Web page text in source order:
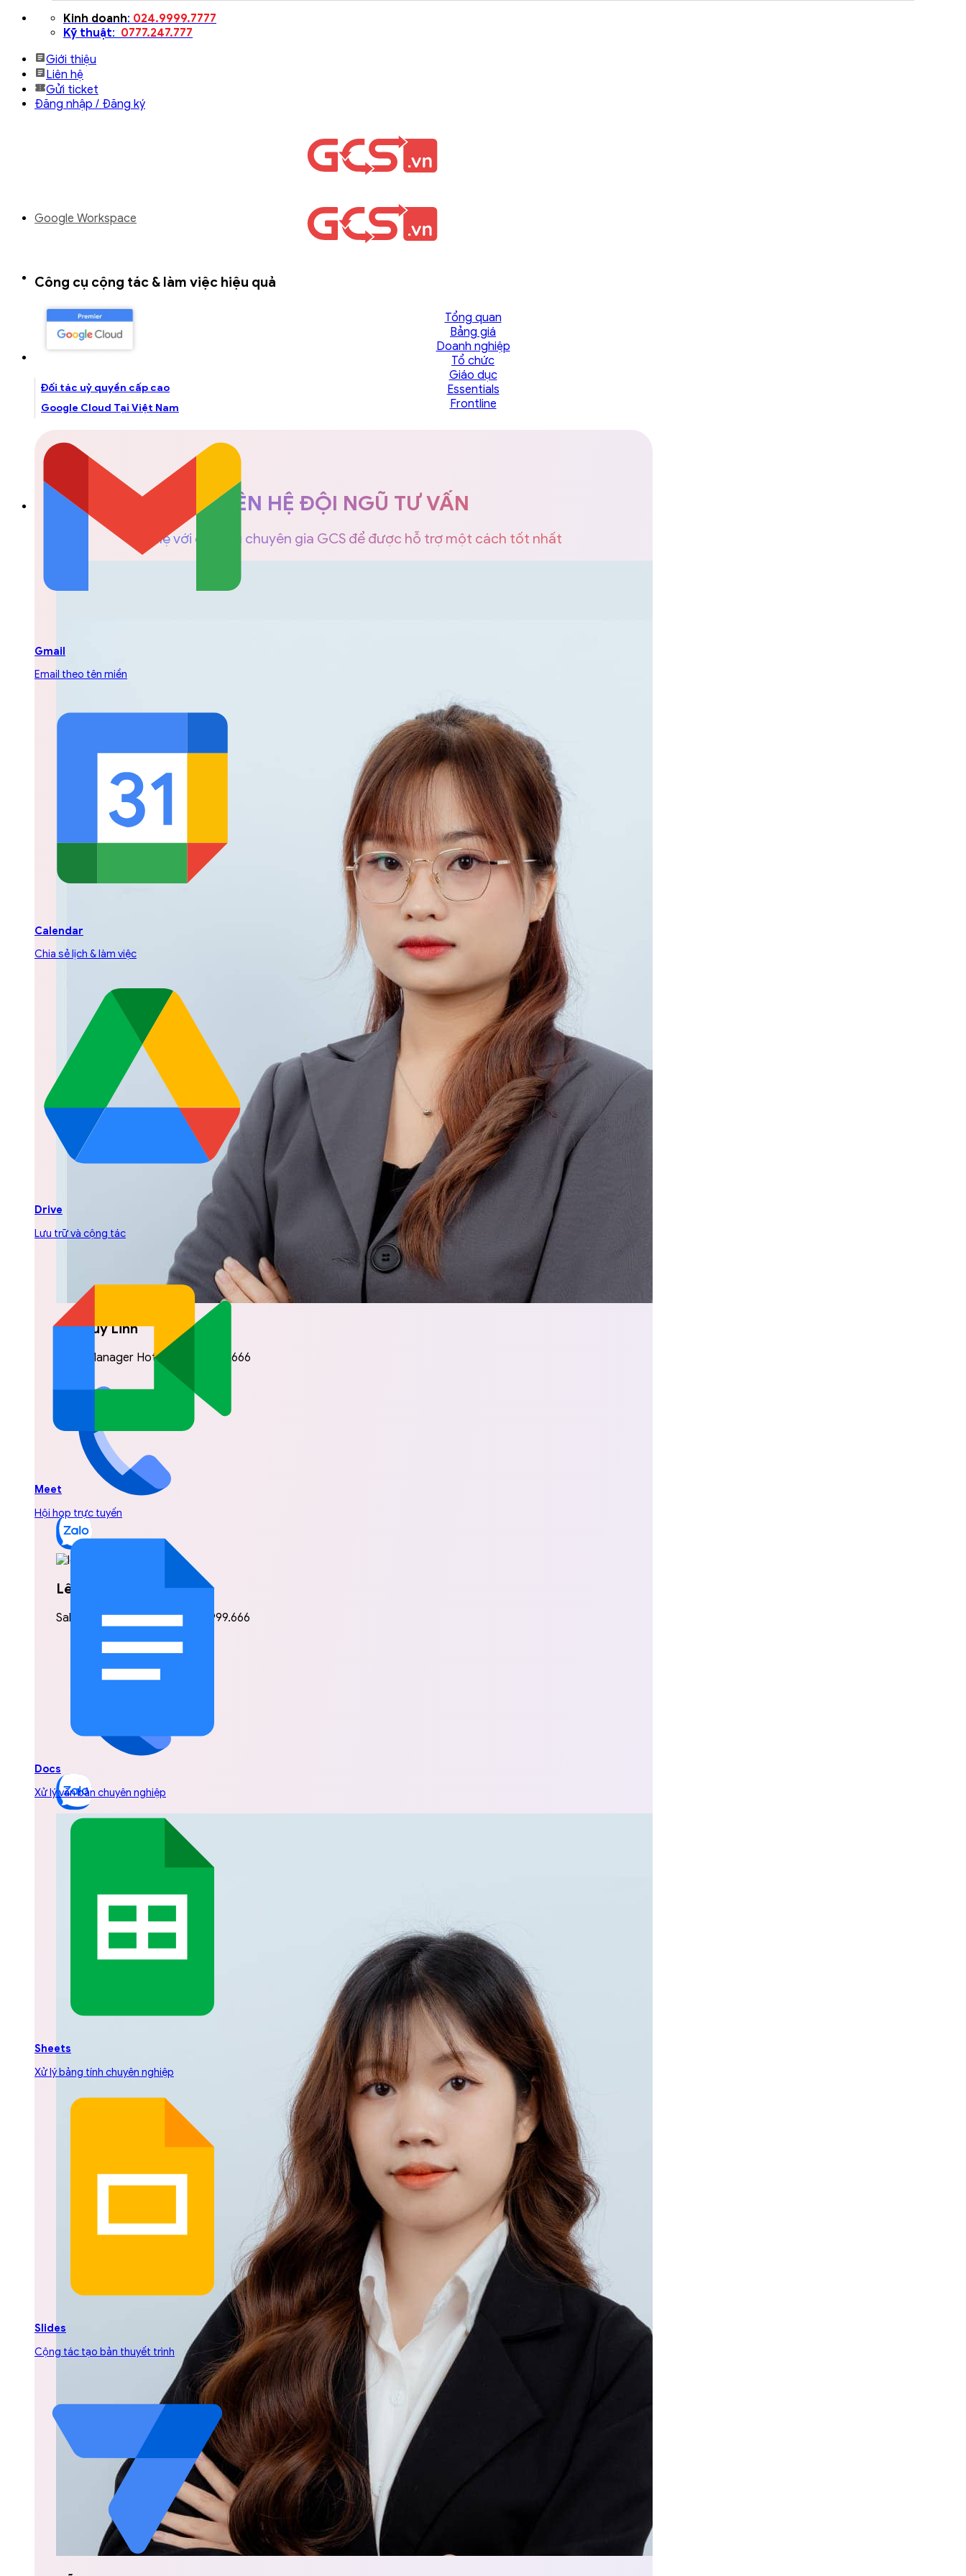
dung
Kinh doanh: 024.9999.7777
Kỹ thuật: 0777.247.777
Giới thiệu
Liên hệ
Gửi ticket
Đăng nhập / Đăng ký
Đối tác uỷ quyền cấp cao
Google Cloud Tại Việt Nam
LIÊN HỆ ĐỘI NGŨ TƯ VẤN
Liên hệ với đội ngũ chuyên gia GCS để được hỗ trợ một cách tốt nhất
Vũ Thuỳ Linh
Sales Manager Hotline: 0842.999.666
Lê Hoài Linh
Sales Manager Hotline: 0843.999.666
Google Workspace
Công cụ cộng tác & làm việc hiệu quả
Tổng quan
Bảng giá
Doanh nghiệp
Tổ chức
Giáo dục
Essentials
Frontline
Gmail
Email theo tên miền
Calendar
Chia sẻ lịch & làm việc
Drive
Lưu trữ và cộng tác
Meet
Hội họp trực tuyến
Docs
Xử lý văn bản chuyên nghiệp
Sheets
Xử lý bảng tính chuyên nghiệp
Slides
Cộng tác tạo bản thuyết trình